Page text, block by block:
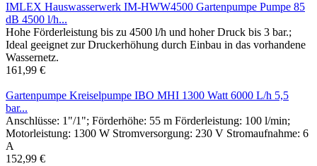
IMLEX Hauswasserwerk IM-HWW4500 Gartenpumpe Pumpe 85
dB 4500 l/h...
Hohe Förderleistung bis zu 4500 l/h und hoher Druck bis 3 bar.;
Ideal geeignet zur Druckerhöhung durch Einbau in das vorhandene
Wassernetz.
161,99 €
Gartenpumpe Kreiselpumpe IBO MHI 1300 Watt 6000 L/h 5,5
bar...
Anschlüsse: 1"/1"; Förderhöhe: 55 m Förderleistung: 100 l/min;
Motorleistung: 1300 W Stromversorgung: 230 V Stromaufnahme: 6
A
152,99 €